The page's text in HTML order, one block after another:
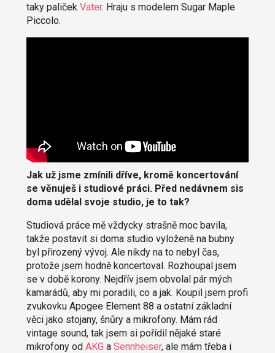
taky paliček Vater. Hraju s modelem Sugar Maple
Piccolo.
Jak už jsme zmínili dříve, kromě koncertování
se věnuješ i studiové práci. Před nedávnem sis
doma udělal svoje studio, je to tak?
Studiová práce mě vždycky strašně moc bavila,
takže postavit si doma studio vyloženě na bubny
byl přirozený vývoj. Ale nikdy na to nebyl čas,
protože jsem hodně koncertoval. Rozhoupal jsem
se v době korony. Nejdřív jsem obvolal pár mých
kamarádů, aby mi poradili, co a jak. Koupil jsem profi
zvukovku Apogee Element 88 a ostatní základní
věci jako stojany, šnůry a mikrofony. Mám rád
vintage sound, tak jsem si pořídil nějaké staré
mikrofony od AKG a Sennheiser, ale mám třeba i